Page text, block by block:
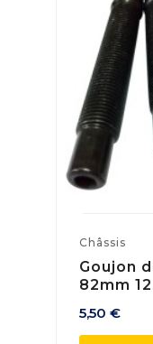
Châssis
Goujon
82mm
5,50 €